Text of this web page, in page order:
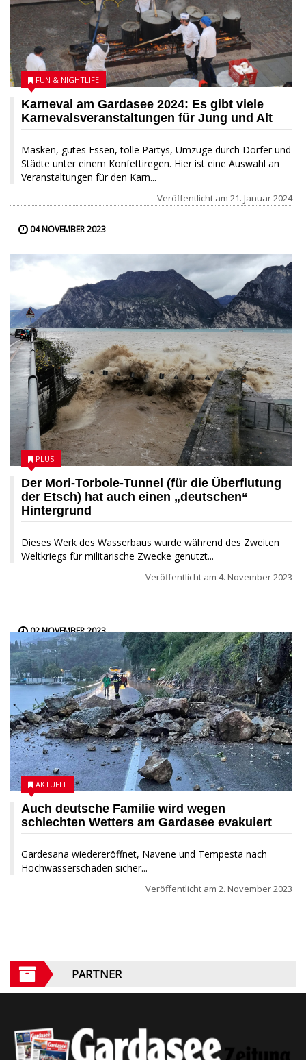
Karneval am Gardasee 2024: Es gibt viele
Karnevalsveranstaltungen für Jung und Alt
Masken, gutes Essen, tolle Partys, Umzüge durch Dörfer und
Städte unter einem Konfettiregen. Hier ist eine Auswahl an
Veranstaltungen für den Karn...
FUN & NIGHTLIFE
Veröffentlicht am 21. Januar 2024
04 NOVEMBER 2023
Der Mori-Torbole-Tunnel (für die Überflutung
der Etsch) hat auch einen „deutschen“
Hintergrund
Dieses Werk des Wasserbaus wurde während des Zweiten
Weltkriegs für militärische Zwecke genutzt...
PLUS
Veröffentlicht am 4. November 2023
02 NOVEMBER 2023
Auch deutsche Familie wird wegen
schlechten Wetters am Gardasee evakuiert
Gardesana wiedereröffnet, Navene und Tempesta nach
Hochwasserschäden sicher...
AKTUELL
Veröffentlicht am 2. November 2023
PARTNER